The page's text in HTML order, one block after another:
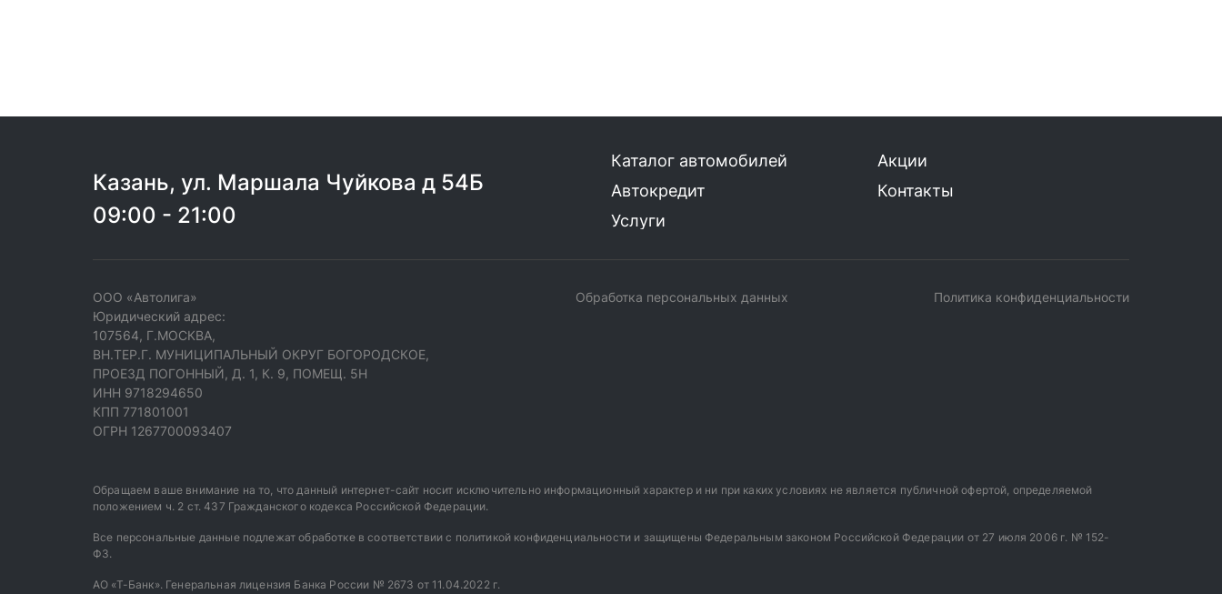
Казань, ул. Маршала Чуйкова д 54Б
09:00 - 21:00
Каталог автомобилей
Автокредит
Услуги
Акции
Контакты
ООО «Автолига»
Юридический адрес:
107564, Г.МОСКВА,
ВН.ТЕР.Г. МУНИЦИПАЛЬНЫЙ ОКРУГ БОГОРОДСКОЕ,
ПРОЕЗД ПОГОННЫЙ, Д. 1, К. 9, ПОМЕЩ. 5Н
ИНН 9718294650
КПП 771801001
ОГРН 1267700093407
Обработка персональных данных Политика конфиденциальности
Обращаем ваше внимание на то, что данный интернет-сайт носит исключительно информационный характер и ни при каких условиях не является публичной офертой, определяемой
положением ч. 2 ст. 437 Гражданского кодекса Российской Федерации.
Все персональные данные подлежат обработке в соответствии с политикой конфиденциальности и защищены Федеральным законом Российской Федерации от 27 июля 2006 г. № 152-
ФЗ.
АО «Т-Банк». Генеральная лицензия Банка России № 2673 от 11.04.2022 г.